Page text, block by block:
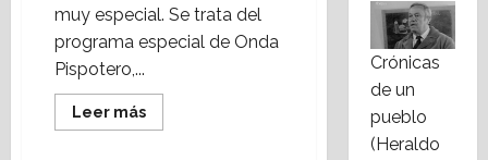
muy especial. Se trata del
programa especial de Onda
Pispotero,...
Leer másLeer
más
Crónicas
de un
pueblo
(Heraldo